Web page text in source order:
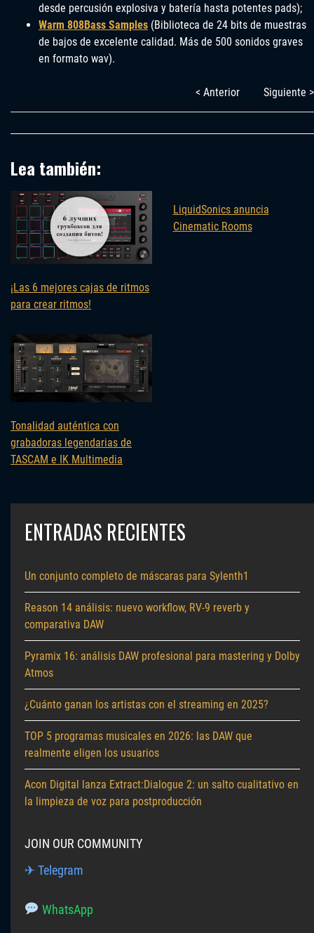
desde percusión explosiva y batería hasta potentes pads);
Warm 808Bass Samples (Biblioteca de 24 bits de muestras
de bajos de excelente calidad. Más de 500 sonidos graves
en formato wav).
< Anterior Siguiente >
Lea también:
¡Las 6 mejores cajas de ritmos
para crear ritmos!
LiquidSonics anuncia
Cinematic Rooms
Tonalidad auténtica con
grabadoras legendarias de
TASCAM e IK Multimedia
ENTRADAS RECIENTES
Un conjunto completo de máscaras para Sylenth1
Reason 14 análisis: nuevo workflow, RV-9 reverb y
comparativa DAW
Pyramix 16: análisis DAW profesional para mastering y Dolby
Atmos
¿Cuánto ganan los artistas con el streaming en 2025?
TOP 5 programas musicales en 2026: las DAW que
realmente eligen los usuarios
Acon Digital lanza Extract:Dialogue 2: un salto cualitativo en
la limpieza de voz para postproducción
JOIN OUR COMMUNITY
✈ Telegram
WhatsApp